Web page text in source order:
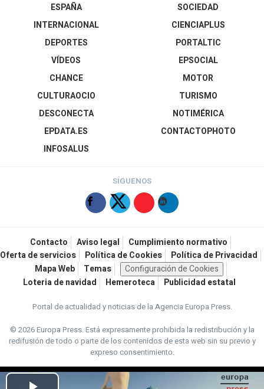
ESPAÑA
INTERNACIONAL
DEPORTES
VÍDEOS
SOCIEDAD
CIENCIAPLUS
PORTALTIC
EPSOCIAL
CHANCE
CULTURAOCIO
DESCONECTA
EPDATA.ES
INFOSALUS
MOTOR
TURISMO
NOTIMÉRICA
CONTACTOPHOTO
SÍGUENOS
Contacto Aviso legal
Cumplimiento normativo
Oferta de servicios
Política de Cookies
Política de Privacidad
Mapa Web
Temas
Configuración de Cookies
Loteria de navidad
Hemeroteca Publicidad estatal
Portal de actualidad y noticias de la Agencia Europa Press.
© 2026 Europa Press.Está expresamente prohibida la redistribución y la
redifusión de todo o parte de los contenidos de esta web sin su previo y
expreso consentimiento.